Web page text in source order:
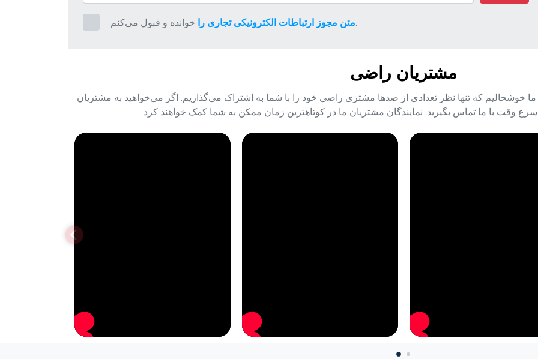
متن مجوز ارتباطات الکترونیکی تجاری راخوانده و قبول می‌کنم.
مشتریان راضی
است. ما خوشحالیم که تنها نظر تعدادی از صدها مشتری راضی خود را با شما به اشتراک می‌گذاریم. اگر می‌خواهید به مشتریان